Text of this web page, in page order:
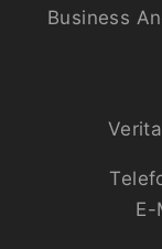
Business
E-